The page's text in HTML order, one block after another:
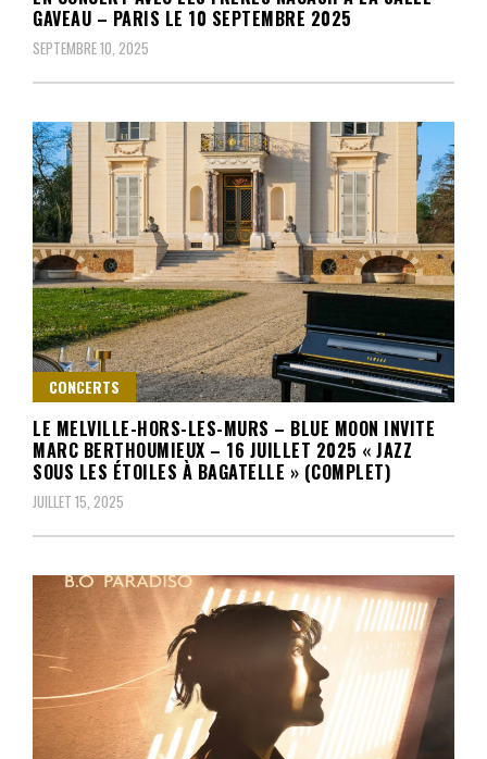
GAVEAU – PARIS LE 10 SEPTEMBRE 2025
SEPTEMBRE 10, 2025
CONCERTS
LE MELVILLE-HORS-LES-MURS – BLUE MOON INVITE
MARC BERTHOUMIEUX – 16 JUILLET 2025 « JAZZ
SOUS LES ÉTOILES À BAGATELLE » (COMPLET)
JUILLET 15, 2025